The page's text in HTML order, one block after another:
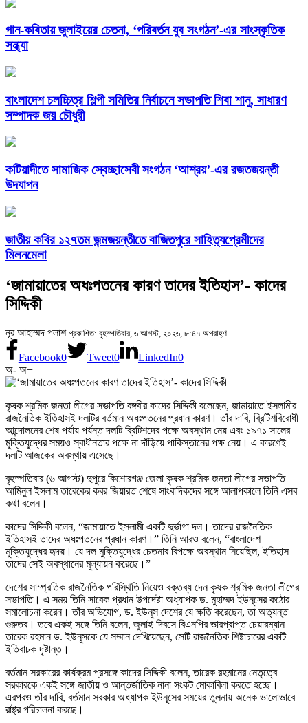
গান-কবিতায় জুলাইয়ের চেতনা, ‘পরিবর্তন যুব সংগঠন’-এর সাংস্কৃতিক
সন্ধ্যা
বাংলাদেশ চলচ্চিত্র শিল্পী সমিতির নির্বাচনে সভাপতি শিবা শানু, সাধারণ
সম্পাদক জয় চৌধুরী
কটিয়াদীতে সামাজিক স্বেচ্ছাসেবী সংগঠন ‘আশ্রয়’-এর রজতজয়ন্তী
উদযাপন
জাতীয় কবির ১২৭তম জন্মজয়ন্তীতে বাজিতপুরে সাহিত্যপ্রেমীদের
মিলনমেলা
‘জামায়াতের অধঃপতনের কারণ তাদের ইতিহাস’- কাদের
সিদ্দিকী
নূর আহাম্মদ পলাশ প্রকাশিত: বৃহস্পতিবার, ৬ আগস্ট, ২০২৬, ৮:৪৭ অপরাহ্ণ
Facebook0 Tweet0 LinkedIn0
অ- অ+
কৃষক শ্রমিক জনতা লীগের সভাপতি বঙ্গবীর কাদের সিদ্দিকী বলেছেন, জামায়াতে ইসলামীর
রাজনৈতিক ইতিহাসই দলটির বর্তমান অধঃপতনের প্রধান কারণ। তাঁর দাবি, ব্রিটিশবিরোধী
আন্দোলনের শেষ পর্যায় পর্যন্ত দলটি ব্রিটিশদের পক্ষে অবস্থান নেয় এবং ১৯৭১ সালের
মুক্তিযুদ্ধের সময়ও স্বাধীনতার পক্ষে না দাঁড়িয়ে পাকিস্তানের পক্ষ নেয়। এ কারণেই
দলটি আজকের অবস্থায় এসেছে।
বৃহস্পতিবার (৬ আগস্ট) দুপুরে কিশোরগঞ্জ জেলা কৃষক শ্রমিক জনতা লীগের সভাপতি
আমিনুল ইসলাম তারেকের কবর জিয়ারত শেষে সাংবাদিকদের সঙ্গে আলাপকালে তিনি এসব
কথা বলেন।
কাদের সিদ্দিকী বলেন, “জামায়াতে ইসলামী একটি দুর্ভাগা দল। তাদের রাজনৈতিক
ইতিহাসই তাদের অধঃপতনের প্রধান কারণ।” তিনি আরও বলেন, “বাংলাদেশ
মুক্তিযুদ্ধের হৃদয়। যে দল মুক্তিযুদ্ধের চেতনার বিপক্ষে অবস্থান নিয়েছিল, ইতিহাস
তাদের সেই অবস্থানের মূল্যায়ন করেছে।”
দেশের সাম্প্রতিক রাজনৈতিক পরিস্থিতি নিয়েও বক্তব্য দেন কৃষক শ্রমিক জনতা লীগের
সভাপতি। এ সময় তিনি সাবেক প্রধান উপদেষ্টা অধ্যাপক ড. মুহাম্মদ ইউনূসের কঠোর
সমালোচনা করেন। তাঁর অভিযোগ, ড. ইউনূস দেশের যে ক্ষতি করেছেন, তা অত্যন্ত
গুরুতর। তবে একই সঙ্গে তিনি বলেন, জুলাই দিবসে বিএনপির ভারপ্রাপ্ত চেয়ারম্যান
তারেক রহমান ড. ইউনূসকে যে সম্মান দেখিয়েছেন, সেটি রাজনৈতিক শিষ্টাচারের একটি
ইতিবাচক দৃষ্টান্ত।
বর্তমান সরকারের কার্যক্রম প্রসঙ্গে কাদের সিদ্দিকী বলেন, তারেক রহমানের নেতৃত্বে
সরকারকে একই সঙ্গে জাতীয় ও আন্তর্জাতিক নানা সংকট মোকাবিলা করতে হচ্ছে।
এরপরও তাঁর দাবি, বর্তমান সরকার অধ্যাপক ইউনূসের সময়ের তুলনায় অনেক ভালোভাবে
রাষ্ট্র পরিচালনা করছে।